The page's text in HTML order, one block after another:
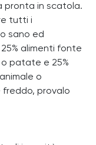
pronta in scatola.
tutti i
sano ed
alimenti fonte
patate e 25%
o
provalo